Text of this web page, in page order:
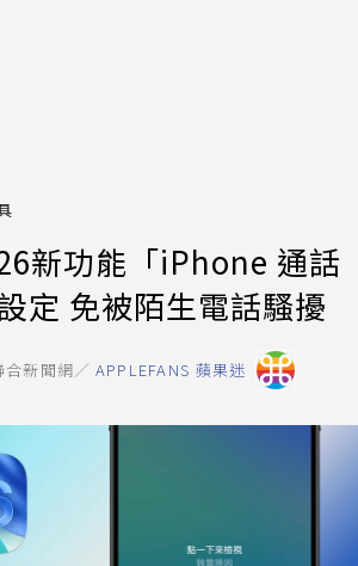
新功能「iPhone 通話
定 免被陌生電話騷擾
合新聞網／ APPLEFANS 蘋果迷